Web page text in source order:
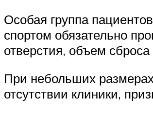
Особая группа
спортом обязательно
отверстия, объем
При небольших
отсутствии клиники,